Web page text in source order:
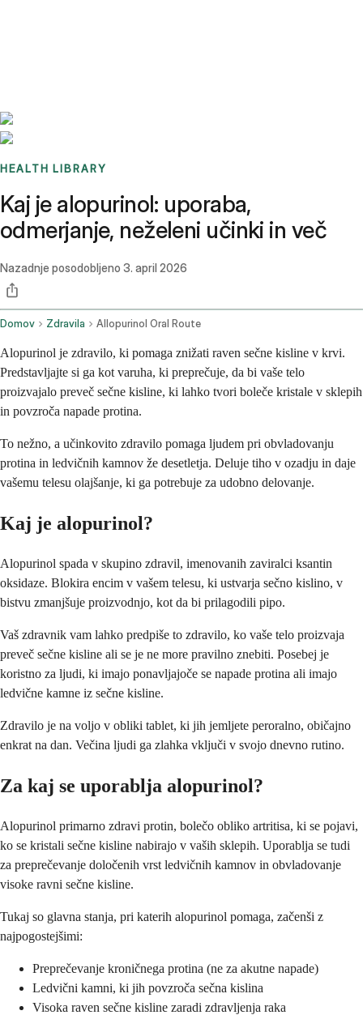
HEALTH LIBRARY
Kaj je alopurinol: uporaba,
odmerjanje, neželeni učinki in več
Nazadnje posodobljeno 3. april 2026
Domov Zdravila Allopurinol Oral Route
Alopurinol je zdravilo, ki pomaga znižati raven sečne kisline v krvi.
Predstavljajte si ga kot varuha, ki preprečuje, da bi vaše telo
proizvajalo preveč sečne kisline, ki lahko tvori boleče kristale v sklepih
in povzroča napade protina.
To nežno, a učinkovito zdravilo pomaga ljudem pri obvladovanju
protina in ledvičnih kamnov že desetletja. Deluje tiho v ozadju in daje
vašemu telesu olajšanje, ki ga potrebuje za udobno delovanje.
Kaj je alopurinol?
Alopurinol spada v skupino zdravil, imenovanih zaviralci ksantin
oksidaze. Blokira encim v vašem telesu, ki ustvarja sečno kislino, v
bistvu zmanjšuje proizvodnjo, kot da bi prilagodili pipo.
Vaš zdravnik vam lahko predpiše to zdravilo, ko vaše telo proizvaja
preveč sečne kisline ali se je ne more pravilno znebiti. Posebej je
koristno za ljudi, ki imajo ponavljajoče se napade protina ali imajo
ledvične kamne iz sečne kisline.
Zdravilo je na voljo v obliki tablet, ki jih jemljete peroralno, običajno
enkrat na dan. Večina ljudi ga zlahka vključi v svojo dnevno rutino.
Za kaj se uporablja alopurinol?
Alopurinol primarno zdravi protin, bolečo obliko artritisa, ki se pojavi,
ko se kristali sečne kisline nabirajo v vaših sklepih. Uporablja se tudi
za preprečevanje določenih vrst ledvičnih kamnov in obvladovanje
visoke ravni sečne kisline.
Tukaj so glavna stanja, pri katerih alopurinol pomaga, začenši z
najpogostejšimi:
Preprečevanje kroničnega protina (ne za akutne napade)
Ledvični kamni, ki jih povzroča sečna kislina
Visoka raven sečne kisline zaradi zdravljenja raka